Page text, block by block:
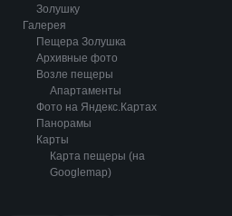
Золушку
Галерея
Пещера Золушка
Архивные фото
Возле пещеры
Апартаменты
Фото на Яндекс.Картах
Панорамы
Карты
Карта пещеры (на
Googlemap)